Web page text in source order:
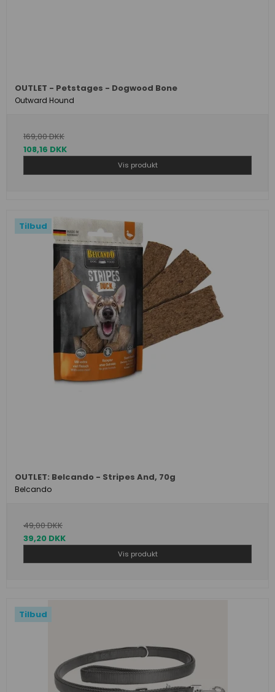
OUTLET - Petstages - Dogwood Bone
Outward Hound
169,00 DKK
108,16 DKK
Vis produkt
Tilbud
OUTLET: Belcando - Stripes And, 70g
Belcando
49,00 DKK
39,20 DKK
Vis produkt
Tilbud